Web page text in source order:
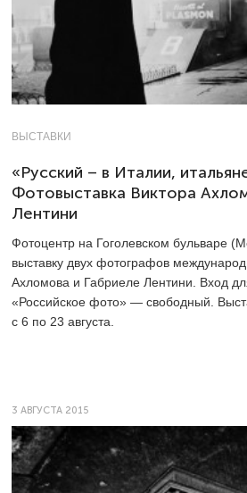
ВЫСТАВКИ
«Русский – в Италии,
Фотовыставка Виктора
Лентини
Фотоцентр на Гоголевском бульваре
выставку двух фотографов
Ахломова и Габриеле Лентини. Вход
«Российское фото» — свободный.
с 6 по 23 августа.
3 АВГУСТА 2015